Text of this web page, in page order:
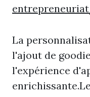
La
l'ajout de
l'expérience